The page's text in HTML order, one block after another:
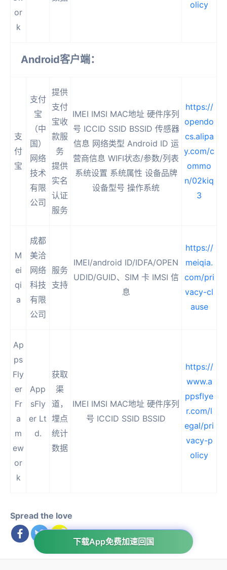
or
k
olicy
Android客户端：
支
付
宝
支付
宝
（中
国）
网络
技术
有限
公司
提供
支付
宝收
款服
务
提供
实名
认证
服务
IMEI IMSI MAC地址 硬件序列
号 ICCID SSID BSSID 传感器
信息 网络类型 Android ID 运
营商信息 WIFI状态/参数/列表
系统设置 系统属性 设备品牌
设备型号 操作系统
https://
opendo
cs.alipa
y.com/c
ommo
n/02kiq
3
M
ei
qi
a
成都
美洽
网络
科技
有限
公司
服务
支持
IMEI/android ID/IDFA/OPEN
UDID/GUID、SIM 卡 IMSI 信
息
https://
meiqia.
com/pri
vacy-cl
ause
Ap
ps
Fly
er
Fr
a
m
ew
or
k
App
sFly
er Lt
d.
获取
渠
道，
埋点
统计
数据
IMEI IMSI MAC地址 硬件序列
号 ICCID SSID BSSID
https://
www.a
ppsflye
r.com/l
egal/pri
vacy-p
olicy
Spread the love
下载App免费加速回国